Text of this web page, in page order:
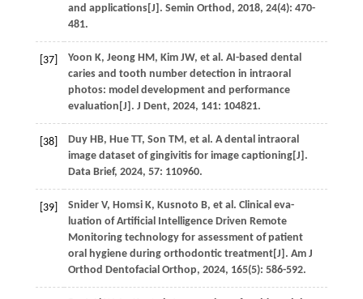
and applications[J]. Semin Orthod, 2018, 24(4): 470-
481.
[37] Yoon K, Jeong HM, Kim JW, et al. AI-based dental
caries and tooth number detection in intraoral
photos: model development and performance
evaluation[J]. J Dent, 2024, 141: 104821.
[38] Duy HB, Hue TT, Son TM, et al. A dental intraoral
image dataset of gingivitis for image captioning[J].
Data Brief, 2024, 57: 110960.
[39] Snider V, Homsi K, Kusnoto B, et al. Clinical eva-
luation of Artificial Intelligence Driven Remote
Monitoring technology for assessment of patient
oral hygiene during orthodontic treatment[J]. Am J
Orthod Dentofacial Orthop, 2024, 165(5): 586-592.